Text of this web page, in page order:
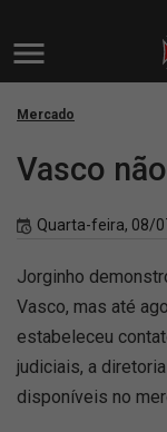
Mercado
Vasco
Quarta-feira, 08/
Jorginho
Vasco, mas até
estabeleceu
judiciais, a
disponíveis no